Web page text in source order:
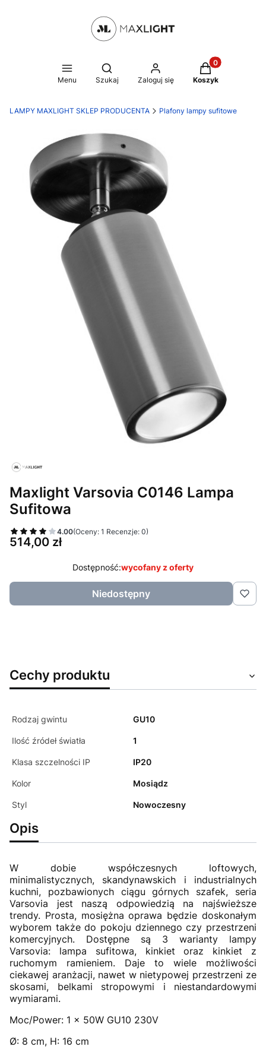
Menu
Otwórz wyszukiwarkę
Szukaj Zaloguj się
Produkty w
Koszyk
LAMPY MAXLIGHT SKLEP PRODUCENTA Plafony lampy sufitowe
Maxlight Varsovia C0146 Lampa
Sufitowa
4.00(Oceny: 1 Recenzje: 0)
Cena
514,00 zł
Dostępność:wycofany z oferty
Niedostępny
Cechy produktu
Rodzaj gwintu GU10
Ilość źródeł światła 1
Klasa szczelności IP IP20
Kolor Mosiądz
Styl Nowoczesny
Opis
W dobie współczesnych loftowych,
minimalistycznych, skandynawskich i industrialnych
kuchni, pozbawionych ciągu górnych szafek, seria
Varsovia jest naszą odpowiedzią na najświeższe
trendy. Prosta, mosiężna oprawa będzie doskonałym
wyborem także do pokoju dziennego czy przestrzeni
komercyjnych. Dostępne są 3 warianty lampy
Varsovia: lampa sufitowa, kinkiet oraz kinkiet z
ruchomym ramieniem. Daje to wiele możliwości
ciekawej aranżacji, nawet w nietypowej przestrzeni ze
skosami, belkami stropowymi i niestandardowymi
wymiarami.
Moc/Power: 1 x 50W GU10 230V
Ø: 8 cm, H: 16 cm